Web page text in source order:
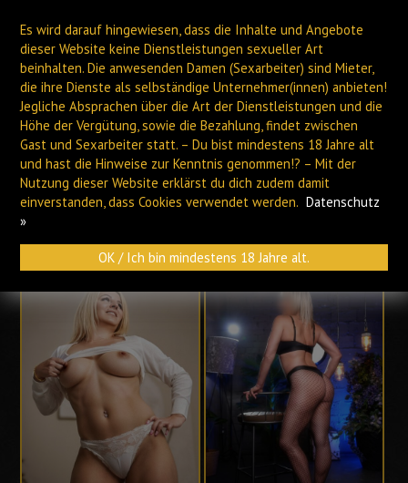
PLAUEN HOF
Archiv
Es wird darauf hingewiesen, dass die Inhalte und Angebote
dieser Website keine Dienstleistungen sexueller Art
beinhalten. Die anwesenden Damen (Sexarbeiter) sind Mieter,
die ihre Dienste als selbständige Unternehmer(innen) anbieten!
Jegliche Absprachen über die Art der Dienstleistungen und die
Höhe der Vergütung, sowie die Bezahlung, findet zwischen
Gast und Sexarbeiter statt. – Du bist mindestens 18 Jahre alt
und hast die Hinweise zur Kenntnis genommen!? – Mit der
Nutzung dieser Website erklärst du dich zudem damit
einverstanden, dass Cookies verwendet werden. Datenschutz
»
OK / Ich bin mindestens 18 Jahre alt.